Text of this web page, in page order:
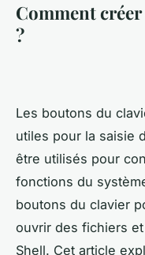
Comment
?
Les boutons du
utiles pour la saisie
être utilisés pour
fonctions du
boutons du clavier
ouvrir des fichiers
Shell. Cet article